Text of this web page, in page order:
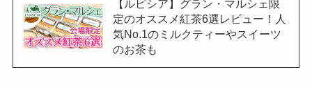
【ルピシア】グラン・マルシェ限
定のオススメ紅茶6選レビュー！人
気No.1のミルクティーやスイーツ
のお茶も